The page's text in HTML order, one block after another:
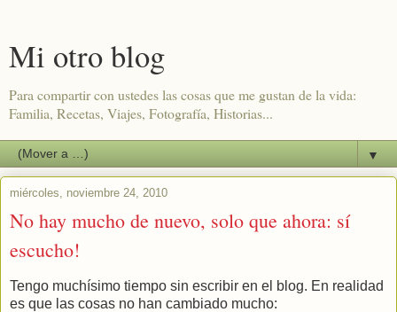
Mi otro blog
Para compartir con ustedes las cosas que me gustan de la vida:
Familia, Recetas, Viajes, Fotografía, Historias...
▼
miércoles, noviembre 24, 2010
No hay mucho de nuevo, solo que ahora: sí
escucho!
Tengo muchísimo tiempo sin escribir en el blog. En realidad
es que las cosas no han cambiado mucho: